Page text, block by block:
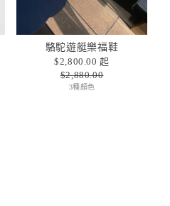
駱駝遊艇樂福鞋
$2,800.00 起
$2,880.00
3種顏色